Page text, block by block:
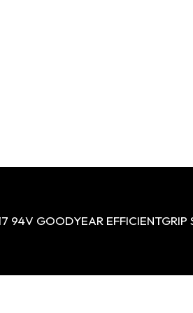
94V GOODYEAR EFFICIENTGRIP